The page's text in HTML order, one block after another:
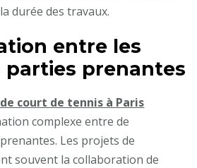
durée des travaux.
entre les
prenantes
court de tennis à Paris
complexe entre de
Les projets de
souvent la collaboration de